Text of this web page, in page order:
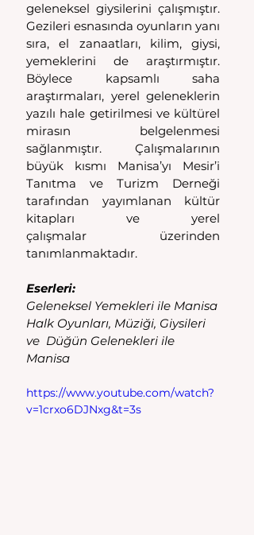
geleneksel giysilerini çalışmıştır.
Gezileri esnasında oyunların yanı
sıra, el zanaatları, kilim, giysi,
yemeklerini de araştırmıştır.
Böylece kapsamlı saha
araştırmaları, yerel geleneklerin
yazılı hale getirilmesi ve kültürel
mirasın belgelenmesi
sağlanmıştır. Çalışmalarının
büyük kısmı Manisa’yı Mesir’i
Tanıtma ve Turizm Derneği
tarafından yayımlanan kültür
kitapları ve yerel
çalışmalar üzerinden
tanımlanmaktadır.
Eserleri:
Geleneksel Yemekleri ile Manisa
Halk Oyunları, Müziği, Giysileri
ve  Düğün Gelenekleri ile
Manisa
https://www.youtube.com/watch?
v=1crxo6DJNxg&t=3s